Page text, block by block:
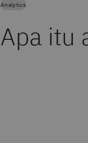
Analytics
Apa itu